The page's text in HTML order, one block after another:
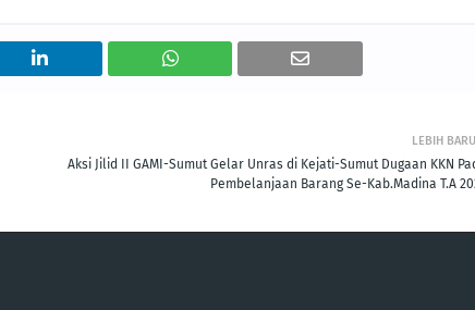
LEBIH BARU
Aksi Jilid II GAMI-Sumut Gelar Unras di Kejati-Sumut Dugaan KKN
Pembelanjaan Barang Se-Kab.Madina T.A